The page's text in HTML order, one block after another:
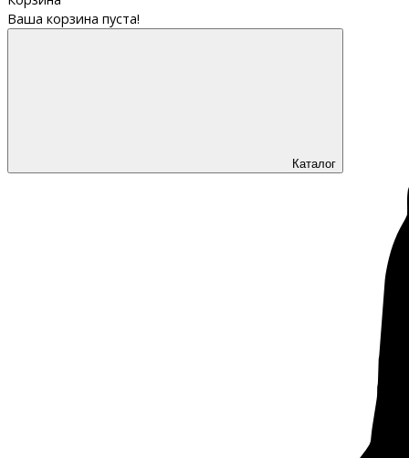
Ваша корзина пуста!
Каталог